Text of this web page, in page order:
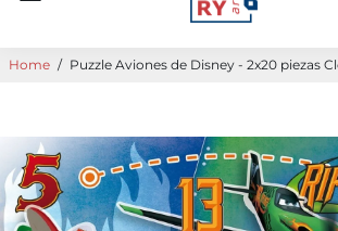
Home / Puzzle Aviones de Disney - 2x20 piezas